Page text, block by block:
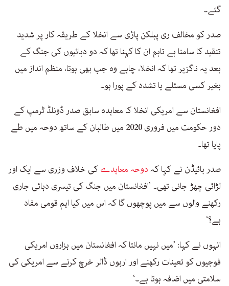
گئے۔
صدر کو مخالف ری پبلکن پاڑی سے انخلا کے طریقہ کار پر شدید
تنقید کا سامنا ہے تاہم ان کا کہنا تھا کہ دو دہائیوں کی جنگ کے
بعد یہ ناگزیر تھا کہ انخلا، چاہے وہ جب بھی ہوتا، منظم انداز میں
بغیر کسی مسئلے یا تشدد کے پورا ہو۔
افغانستان سے امریکی انخلا کا معاہدہ سابق صدر ڈونلڈ ٹرمپ کے
دور حکومت میں فروری 2020 میں طالبان کے ساتھ دوحہ میں طے
پایا تھا۔
صدر بائیڈن نے کہا کہدوحہ معاہدےکی خلاف وزری سے ایک اور
لڑائی چھڑ جانی تھی۔ ’افغانستان میں جنگ کی تیسری دہائی جاری
رکھنے والوں سے میں پوچھوں گا کہ اس میں کیا اہم قومی مفاد
ہے؟‘
انہوں نے کہا: ’میں نہیں مانتا کہ افغانستان میں ہزاروں امریکی
فوجیوں کو تعینات رکھنے اور اربوں ڈالر خرچ کرنے سے امریکی کی
سلامتی میں اضافہ ہوتا ہے۔‘